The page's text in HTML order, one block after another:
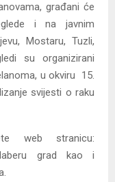
građani će
i na javnim
Mostaru, Tuzli,
su organizirani
u okviru 15.
svijesti o raku
web stranicu:
grad kao i